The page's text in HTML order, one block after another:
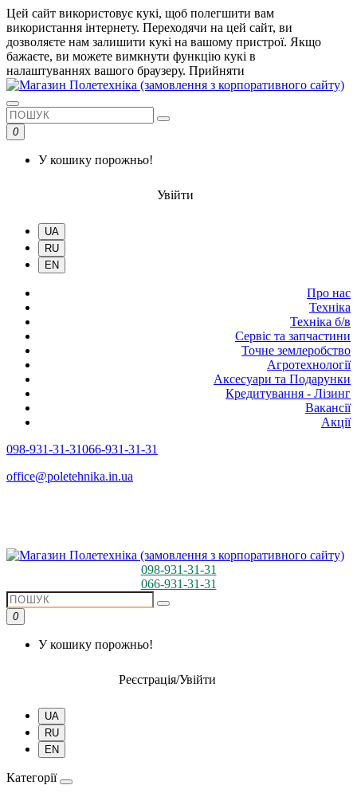
Цей сайт використовує кукі, щоб полегшити вам
використання інтернету. Переходячи на цей сайт, ви
дозволяєте нам залишити кукі на вашому пристрої. Якщо
бажаєте, ви можете вимкнути функцію кукі в
налаштуваннях вашого браузеру. Прийняти
0
У кошику порожньо!
Увійти
UA
RU
EN
Про нас
Техніка
Техніка б/в
Сервіс та запчастини
Точне землеробство
Агротехнології
Аксесуари та Подарунки
Кредитування - Лізинг
Вакансії
Акції
098-931-31-31066-931-31-31
office@poletehnika.in.ua
098-931-31-31
066-931-31-31
0
У кошику порожньо!
Реєстрація/Увійти
UA
RU
EN
Категорії